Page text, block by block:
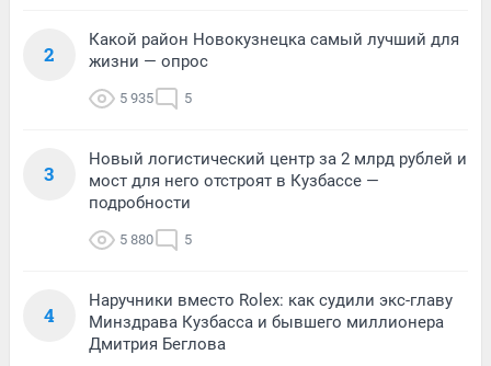
2
Какой район Новокузнецка самый лучший для
жизни — опрос
5 935 5
3
Новый логистический центр за 2 млрд рублей и
мост для него отстроят в Кузбассе —
подробности
5 880 5
4
Наручники вместо Rolex: как судили экс-главу
Минздрава Кузбасса и бывшего миллионера
Дмитрия Беглова